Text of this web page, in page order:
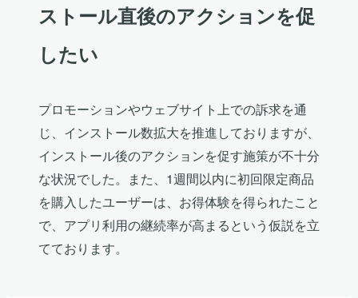
ストール直後のアクションを促
したい
プロモーションやウェブサイト上での訴求を通
じ、インストール数拡大を推進しておりますが、
インストール後のアクションを促す施策が不十分
な状況でした。また、1週間以内に初回限定商品
を購入したユーザーは、お得体験を得られたこと
で、アプリ利用の継続率が高まるという仮説を立
てております。